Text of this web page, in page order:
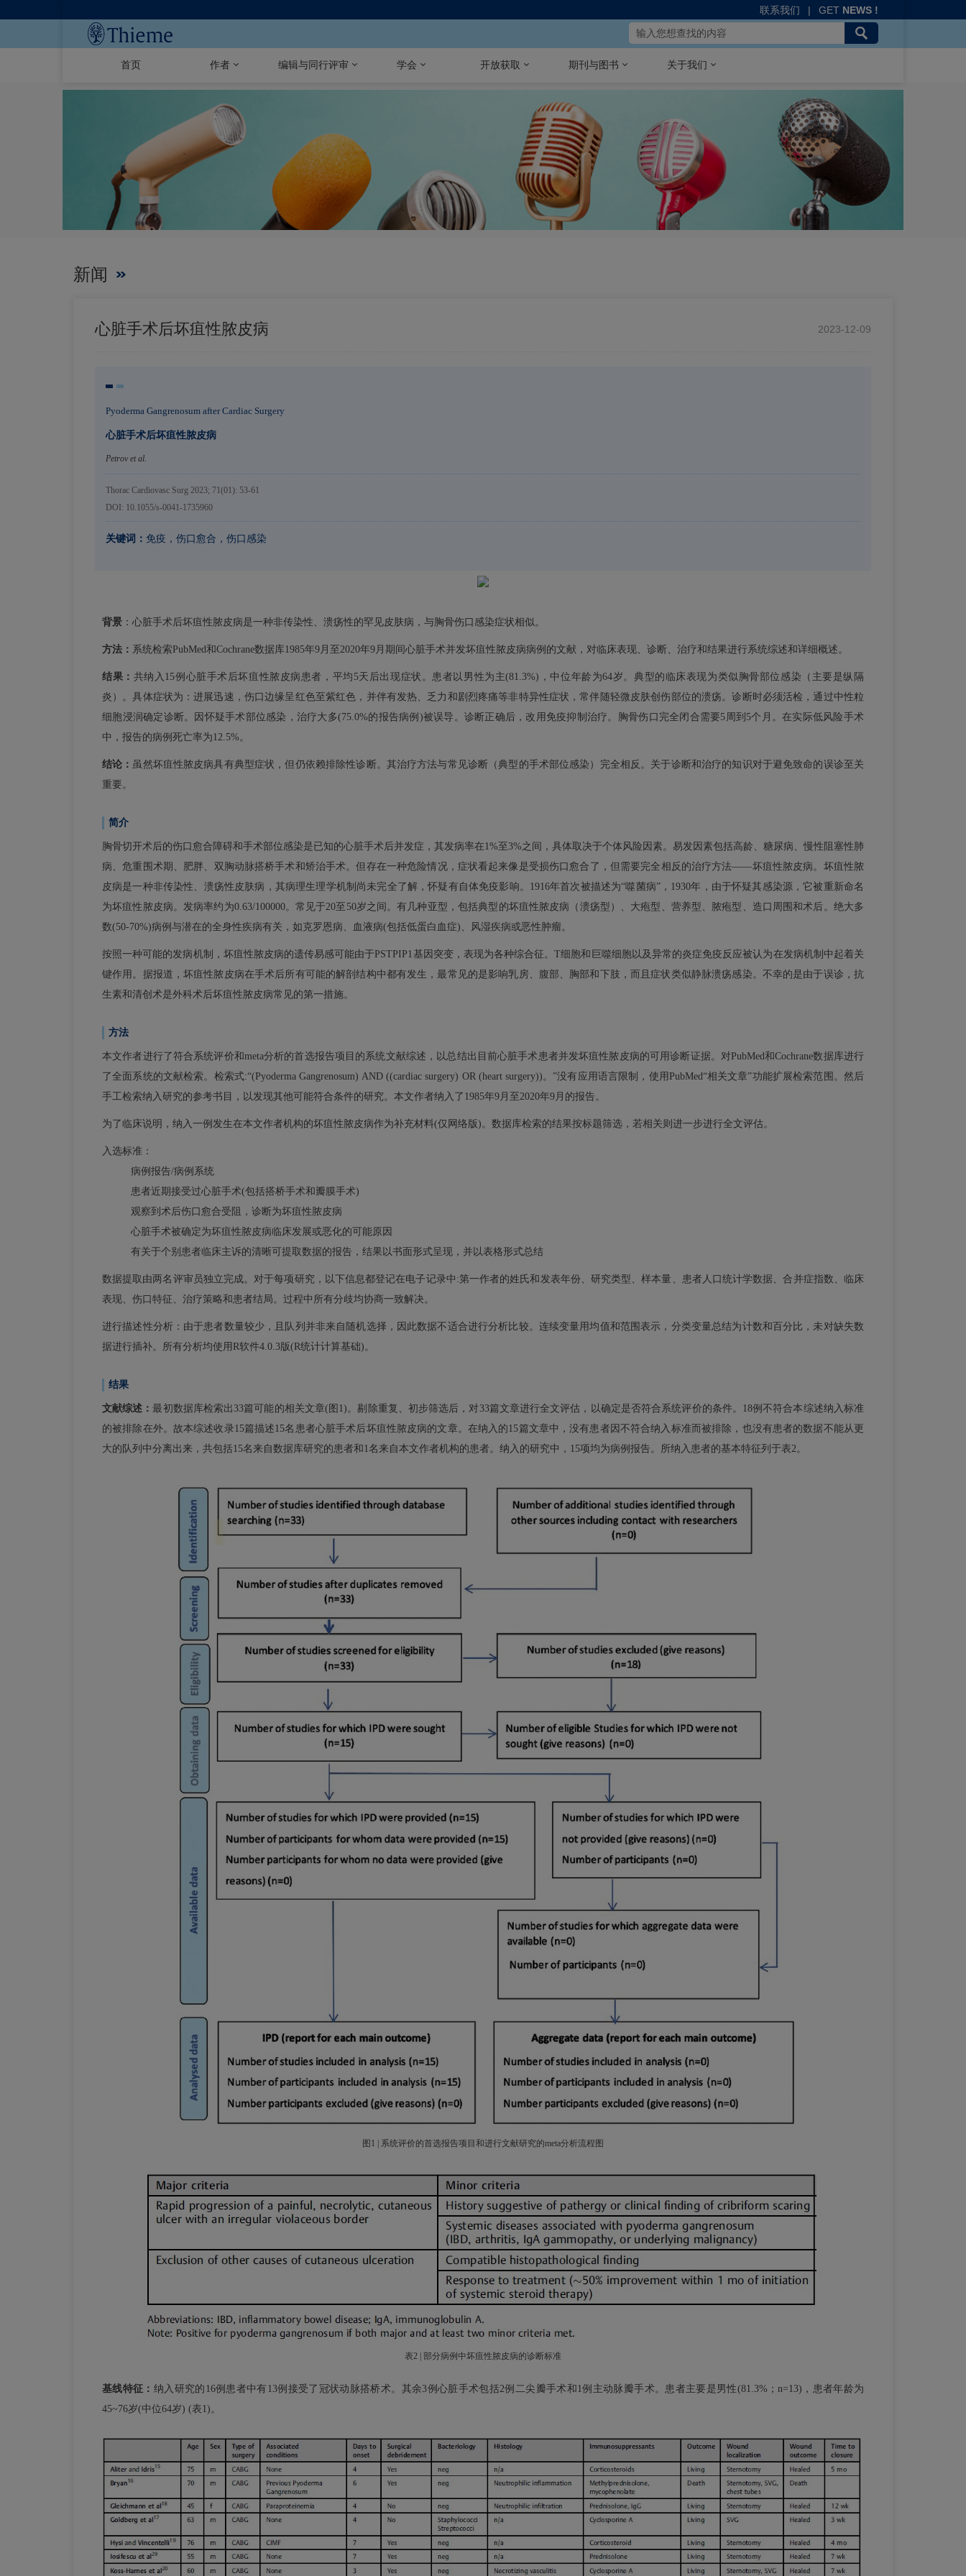
联系我们 | GET NEWS !
首页 作者 编辑与同行评审 学会 开放获取 期刊与图书 关于我们
新闻
心脏手术后坏疽性脓皮病 2023-12-09
Pyoderma Gangrenosum after Cardiac Surgery
心脏手术后坏疽性脓皮病
Petrov et al.
Thorac Cardiovasc Surg 2023; 71(01): 53-61
DOI: 10.1055/s-0041-1735960
关键词： 免疫，伤口愈合，伤口感染
背景 ：心脏手术后坏疽性脓皮病是一种非传染性、溃疡性的罕见皮肤病，与胸骨伤口感染症状相似。
方法： 系统检索PubMed和Cochrane数据库1985年9月至2020年9月期间心脏手术并发坏疽性脓皮病病例的文献，对临床表现、诊断、治疗和结果进行系统综述和详细概述。
结果： 共纳入15例心脏手术后坏疽性脓皮病患者，平均5天后出现症状。患者以男性为主(81.3%)，中位年龄为64岁。典型的临床表现为类似胸骨部位感染（主要是纵隔
炎）。具体症状为：进展迅速，伤口边缘呈红色至紫红色，并伴有发热、乏力和剧烈疼痛等非特异性症状，常伴随轻微皮肤创伤部位的溃疡。诊断时必须活检，通过中性粒
细胞浸润确定诊断。因怀疑手术部位感染，治疗大多(75.0%的报告病例)被误导。诊断正确后，改用免疫抑制治疗。胸骨伤口完全闭合需要5周到5个月。在实际低风险手术
中，报告的病例死亡率为12.5%。
结论： 虽然坏疽性脓皮病具有典型症状，但仍依赖排除性诊断。其治疗方法与常见诊断（典型的手术部位感染）完全相反。关于诊断和治疗的知识对于避免致命的误诊至关
重要。
简介
胸骨切开术后的伤口愈合障碍和手术部位感染是已知的心脏手术后并发症，其发病率在1%至3%之间，具体取决于个体风险因素。易发因素包括高龄、糖尿病、慢性阻塞性肺
病、危重围术期、肥胖、双胸动脉搭桥手术和矫治手术。但存在一种危险情况，症状看起来像是受损伤口愈合了，但需要完全相反的治疗方法——坏疽性脓皮病。坏疽性脓
皮病是一种非传染性、溃疡性皮肤病，其病理生理学机制尚未完全了解，怀疑有自体免疫影响。1916年首次被描述为“噬菌病”，1930年，由于怀疑其感染源，它被重新命名
为坏疽性脓皮病。发病率约为0.63/100000。常见于20至50岁之间。有几种亚型，包括典型的坏疽性脓皮病（溃疡型）、大疱型、营养型、脓疱型、造口周围和术后。绝大多
数(50-70%)病例与潜在的全身性疾病有关，如克罗恩病、血液病(包括低蛋白血症)、风湿疾病或恶性肿瘤。
按照一种可能的发病机制，坏疽性脓皮病的遗传易感可能由于PSTPIP1基因突变，表现为各种综合征。T细胞和巨噬细胞以及异常的炎症免疫反应被认为在发病机制中起着关
键作用。据报道，坏疽性脓皮病在手术后所有可能的解剖结构中都有发生，最常见的是影响乳房、腹部、胸部和下肢，而且症状类似静脉溃疡感染。不幸的是由于误诊，抗
生素和清创术是外科术后坏疽性脓皮病常见的第一措施。
方法
本文作者进行了符合系统评价和meta分析的首选报告项目的系统文献综述，以总结出目前心脏手术患者并发坏疽性脓皮病的可用诊断证据。对PubMed和Cochrane数据库进行
了全面系统的文献检索。检索式:“(Pyoderma Gangrenosum) AND ((cardiac surgery) OR (heart surgery))。”没有应用语言限制，使用PubMed“相关文章”功能扩展检索范围。然后
手工检索纳入研究的参考书目，以发现其他可能符合条件的研究。本文作者纳入了1985年9月至2020年9月的报告。
为了临床说明，纳入一例发生在本文作者机构的坏疽性脓皮病作为补充材料(仅网络版)。数据库检索的结果按标题筛选，若相关则进一步进行全文评估。
入选标准：
病例报告/病例系统
患者近期接受过心脏手术(包括搭桥手术和瓣膜手术)
观察到术后伤口愈合受阻，诊断为坏疽性脓皮病
心脏手术被确定为坏疽性脓皮病临床发展或恶化的可能原因
有关于个别患者临床主诉的清晰可提取数据的报告，结果以书面形式呈现，并以表格形式总结
数据提取由两名评审员独立完成。对于每项研究，以下信息都登记在电子记录中:第一作者的姓氏和发表年份、研究类型、样本量、患者人口统计学数据、合并症指数、临床
表现、伤口特征、治疗策略和患者结局。过程中所有分歧均协商一致解决。
进行描述性分析：由于患者数量较少，且队列并非来自随机选择，因此数据不适合进行分析比较。连续变量用均值和范围表示，分类变量总结为计数和百分比，未对缺失数
据进行插补。所有分析均使用R软件4.0.3版(R统计计算基础)。
结果
文献综述：最初数据库检索出33篇可能的相关文章(图1)。剔除重复、初步筛选后，对33篇文章进行全文评估，以确定是否符合系统评价的条件。18例不符合本综述纳入标准
的被排除在外。故本综述收录15篇描述15名患者心脏手术后坏疽性脓皮病的文章。在纳入的15篇文章中，没有患者因不符合纳入标准而被排除，也没有患者的数据不能从更
大的队列中分离出来，共包括15名来自数据库研究的患者和1名来自本文作者机构的患者。纳入的研究中，15项均为病例报告。所纳入患者的基本特征列于表2。
图1 | 系统评价的首选报告项目和进行文献研究的meta分析流程图
表2 | 部分病例中坏疽性脓皮病的诊断标准
基线特征： 纳入研究的16例患者中有13例接受了冠状动脉搭桥术。其余3例心脏手术包括2例二尖瓣手术和1例主动脉瓣手术。患者主要是男性(81.3%；n=13)，患者年龄为
45~76岁(中位64岁) (表1)。